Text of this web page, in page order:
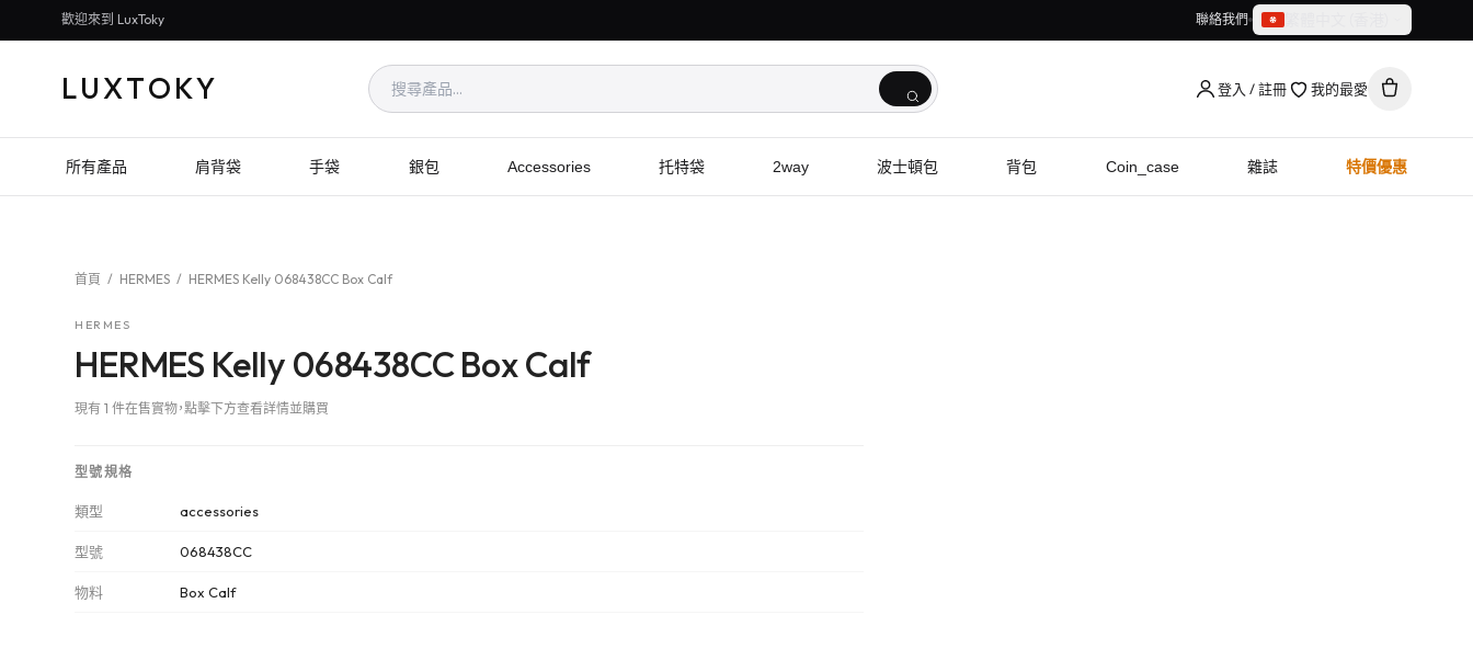
歡迎來到 LuxToky 聯絡我們
繁體中文（香港）
LUXTOKY 登入 / 註冊 我的最愛
所有產品 肩背袋 手袋 銀包 Accessories 托特袋 2way 波士頓包 背包 Coin_case 雜誌 特價優惠
首頁 / HERMES / HERMES Kelly 068438CC Box Calf
HERMES
HERMES Kelly 068438CC Box Calf
現有 1 件在售實物，點擊下方查看詳情並購買
型號規格
類型 accessories
型號 068438CC
物料 Box Calf